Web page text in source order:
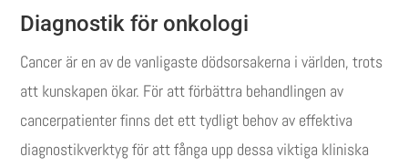
Diagnostik för onkologi
Cancer är en av de vanligaste dödsorsakerna i världen, trots
att kunskapen ökar. För att förbättra behandlingen av
cancerpatienter finns det ett tydligt behov av effektiva
diagnostikverktyg för att fånga upp dessa viktiga kliniska